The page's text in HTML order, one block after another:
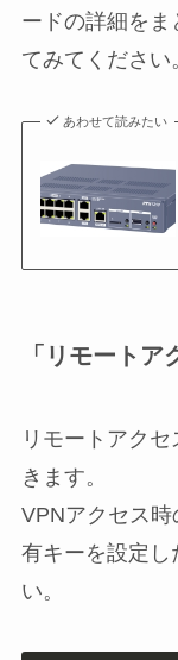
ードの詳細をま
てみてください
あわせて読みたい
「リモートア
リモートアク
きます。
VPNアクセス
有キーを設定し
い。